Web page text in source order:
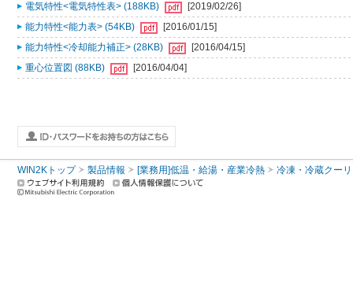
電気特性<電気特性表> (188KB)
[2019/02/26]
能力特性<能力表> (54KB)
[2016/01/15]
能力特性<冷却能力補正> (28KB)
[2016/04/15]
重心位置図 (88KB)
[2016/04/04]
WIN2Kトップ 製品情報 [業務用]低温・給湯・産業冷熱 冷凍・冷蔵クー